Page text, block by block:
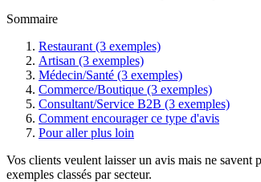
Sommaire
Restaurant (3 exemples)
Artisan (3 exemples)
Médecin/Santé (3 exemples)
Commerce/Boutique (3 exemples)
Consultant/Service B2B (3 exemples)
Comment encourager ce type d'avis
Pour aller plus loin
Vos clients veulent laisser un avis mais ne
exemples classés par secteur.